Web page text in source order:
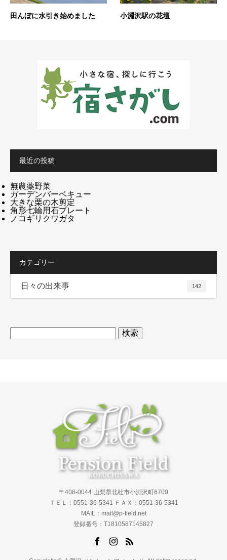
田んぼに水引き始めました 小淵沢駅の花壇
最近の投稿
無農薬野菜
ガーデンバーベキュー
大きな栗の木剪定
角形七輪用石プレート
ノコギリクワガタ
カテゴリー
日々の出来事 142
検
索:
〒408-0044 山梨県北杜市小淵沢町6700
ＴＥＬ：0551-36-5341 ＦＡＸ：0551-36-5341
MAIL：mail@p-field.net
登録番号：T1810587145827